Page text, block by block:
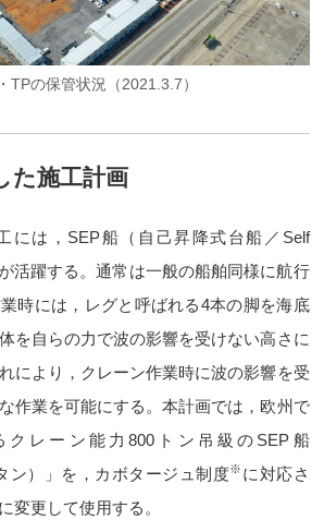
TPの保管状況（2021.3.7）
た施工計画
には，SEP船（自己昇降式台船／Self
活躍する。通常は一般の船舶同様に航行
時には，レグと呼ばれる4本の脚を海底
を自らの力で波の影響を受けない高さに
により，クレーン作業時に波の影響を受
作業を可能にする。本計画では，欧州で
レーン能力800トン吊級のSEP船
ン）」を，カボタージュ制度※ に対応さ
変更して使用する。